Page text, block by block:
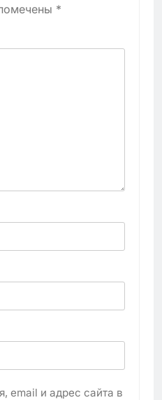
*
email и адрес сайта в